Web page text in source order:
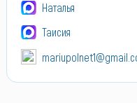
Наталья
Таисия